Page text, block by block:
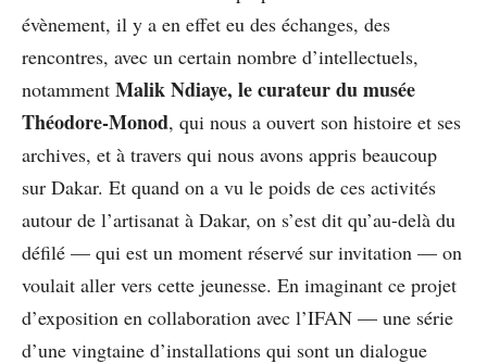
évènement, il y a en effet eu des échanges, des
rencontres, avec un certain nombre d’intellectuels,
notamment Malik Ndiaye, le curateur du musée
Théodore-Monod, qui nous a ouvert son histoire et ses
archives, et à travers qui nous avons appris beaucoup
sur Dakar. Et quand on a vu le poids de ces activités
autour de l’artisanat à Dakar, on s’est dit qu’au-delà du
défilé — qui est un moment réservé sur invitation — on
voulait aller vers cette jeunesse. En imaginant ce projet
d’exposition en collaboration avec l’IFAN — une série
d’une vingtaine d’installations qui sont un dialogue